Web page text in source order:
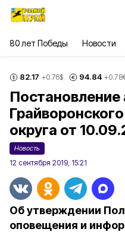
80 лет Победы Новости
82.17 +0.76$ 94.84 +0.78
округа от
Новость
12 сентября 2019, 15:21
Об утверждении
оповещения и